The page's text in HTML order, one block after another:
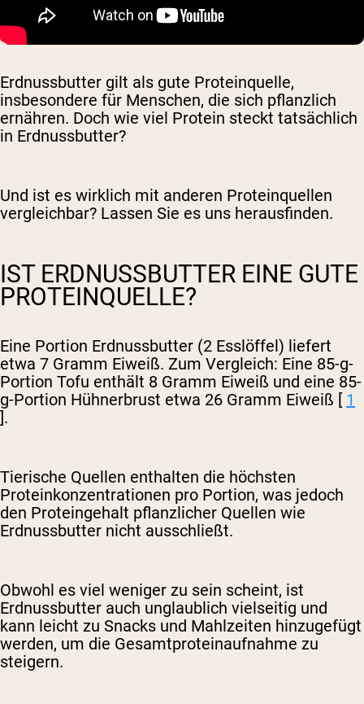
Erdnussbutter gilt als gute Proteinquelle,
insbesondere für Menschen, die sich pflanzlich
ernähren. Doch wie viel Protein steckt tatsächlich
in Erdnussbutter?
Und ist es wirklich mit anderen Proteinquellen
vergleichbar? Lassen Sie es uns herausfinden.
IST ERDNUSSBUTTER EINE GUTE
PROTEINQUELLE?
Eine Portion Erdnussbutter (2 Esslöffel) liefert
etwa 7 Gramm Eiweiß. Zum Vergleich: Eine 85-g-
Portion Tofu enthält 8 Gramm Eiweiß und eine 85-
g-Portion Hühnerbrust etwa 26 Gramm Eiweiß [ 1
].
Tierische Quellen enthalten die höchsten
Proteinkonzentrationen pro Portion, was jedoch
den Proteingehalt pflanzlicher Quellen wie
Erdnussbutter nicht ausschließt.
Obwohl es viel weniger zu sein scheint, ist
Erdnussbutter auch unglaublich vielseitig und
kann leicht zu Snacks und Mahlzeiten hinzugefügt
werden, um die Gesamtproteinaufnahme zu
steigern.